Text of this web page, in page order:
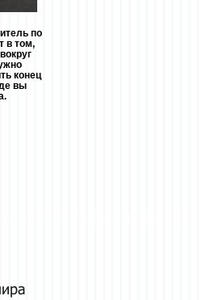
по
в том,
конец
вы